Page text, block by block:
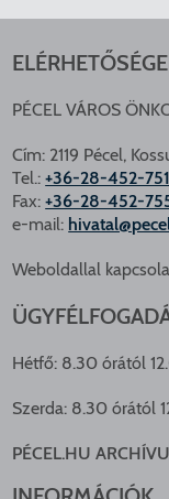
PÉCEL VÁROS
Cím: 2119 Pécel,
Tel.:+36-28-452-751
Fax:+36-28-452-
e-mail:
Weboldallal
Hétfő: 8.30 órától
Szerda: 8.30 órától
PÉCEL.HU